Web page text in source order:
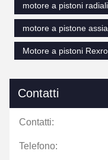
motore a pistoni
motore a pistone
Motore a pistoni
Contatti
Contatti:
Telefono: